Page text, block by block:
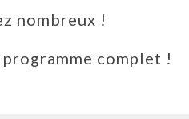
nombreux !
complet !